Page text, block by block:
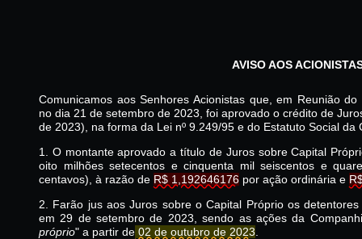
AVISO AOS
Comunicamos aos Senhores Acionistas que, em Reunião
no dia 21 de setembro de 2023, foi aprovado o crédito de
de 2023), na forma da Lei nº 9.249/95 e do Estatuto Social
1. O montante aprovado a título de Juros sobre Capital
oito milhões setecentos e cinquenta mil seiscentos e
centavos), à razão de R$ 1,192646176 por ação ordinária e
2. Farão jus aos Juros sobre o Capital Próprio os
em 29 de setembro de 2023, sendo as ações da
próprio" a partir de 02 de outubro de 2023